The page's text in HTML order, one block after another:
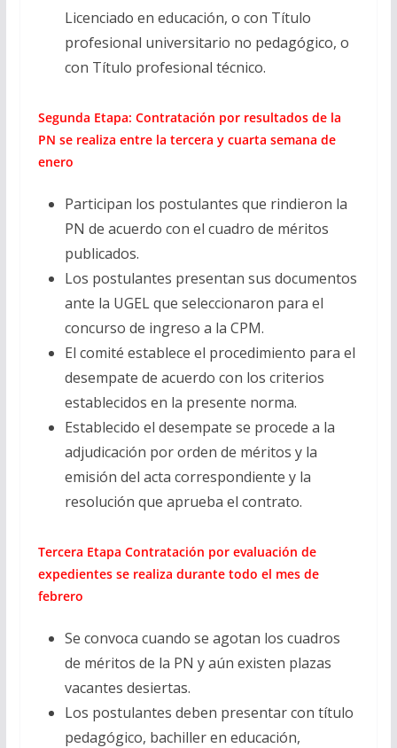
Licenciado en educación, o con Título
profesional universitario no pedagógico, o
con Título profesional técnico.
Segunda Etapa: Contratación por resultados de la
PN se realiza entre la tercera y cuarta semana de
enero
Participan los postulantes que rindieron la
PN de acuerdo con el cuadro de méritos
publicados.
Los postulantes presentan sus documentos
ante la UGEL que seleccionaron para el
concurso de ingreso a la CPM.
El comité establece el procedimiento para el
desempate de acuerdo con los criterios
establecidos en la presente norma.
Establecido el desempate se procede a la
adjudicación por orden de méritos y la
emisión del acta correspondiente y la
resolución que aprueba el contrato.
Tercera Etapa Contratación por evaluación de
expedientes se realiza durante todo el mes de
febrero
Se convoca cuando se agotan los cuadros
de méritos de la PN y aún existen plazas
vacantes desiertas.
Los postulantes deben presentar con título
pedagógico, bachiller en educación,